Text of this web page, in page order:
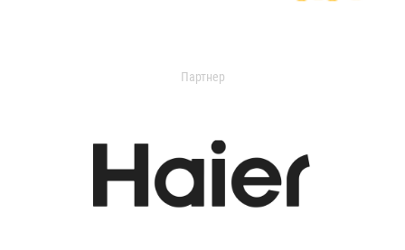
Партнер